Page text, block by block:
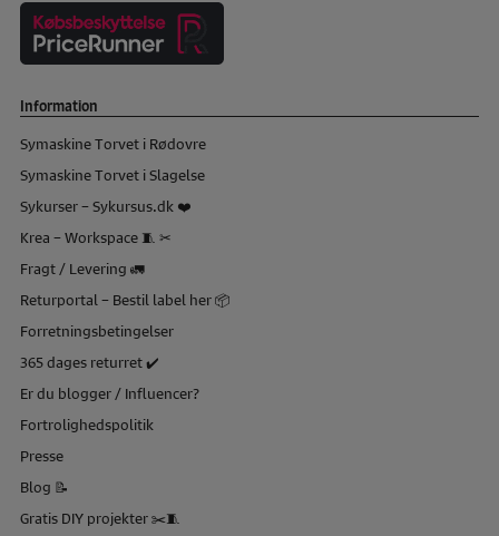
Information
Symaskine Torvet i Rødovre
Symaskine Torvet i Slagelse
Sykurser – Sykursus.dk ❤️
Krea – Workspace 🧵 ✂
Fragt / Levering 🚛
Returportal – Bestil label her 📦
Forretningsbetingelser
365 dages returret ✔️
Er du blogger / Influencer?
Fortrolighedspolitik
Presse
Blog 📝
Gratis DIY projekter ✂️🧵